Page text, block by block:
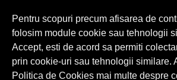
Servicii clienti
© Copyright 2026 Lumilux. Toate
Pentru scopuri precum afisarea de
folosim module cookie sau tehnologii
Accept, esti de acord sa permiti
prin cookie-uri sau tehnologii similare.
Politica de Cookies mai multe despre